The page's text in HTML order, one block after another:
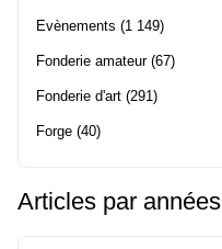
Evènements (1 149)
Fonderie amateur(67)
Fonderie d'art (291)
Forge (40)
Articles par années